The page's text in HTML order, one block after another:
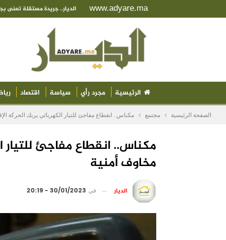
www.adyare.ma الديار.. جريدة مستقلة
الرئيسية مجرد رأي سياسة اقتصاد
الصفحة الرئيسية مجتمع مكناس.. انقطاع مفاجئ للتيار الكهربائي يربك الحركة
مكناس.. انقطاع مفاجئ للتيار
مخاوف أمنية
الديار في 30/01/2023 - 20:19